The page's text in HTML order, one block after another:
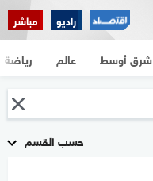
راديو مباشر
شرق أوسط عالم رياضة
حسب القسم